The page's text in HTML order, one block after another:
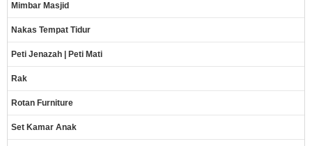
Mimbar Masjid
Nakas Tempat Tidur
Peti Jenazah | Peti Mati
Rak
Rotan Furniture
Set Kamar Anak